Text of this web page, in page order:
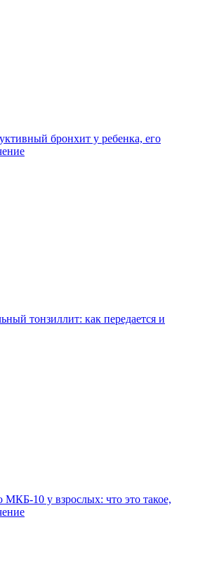
бронхит у ребенка, его
тонзиллит: как передается и
МКБ-10 у взрослых: что это такое,